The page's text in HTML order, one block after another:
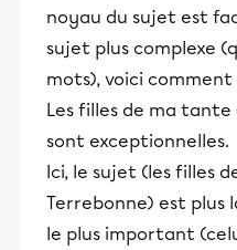
noyau du sujet est
sujet plus complexe
mots), voici
Les filles de ma
sont exceptionnelles.
Ici, le sujet (les filles
Terrebonne) est plus
le plus important